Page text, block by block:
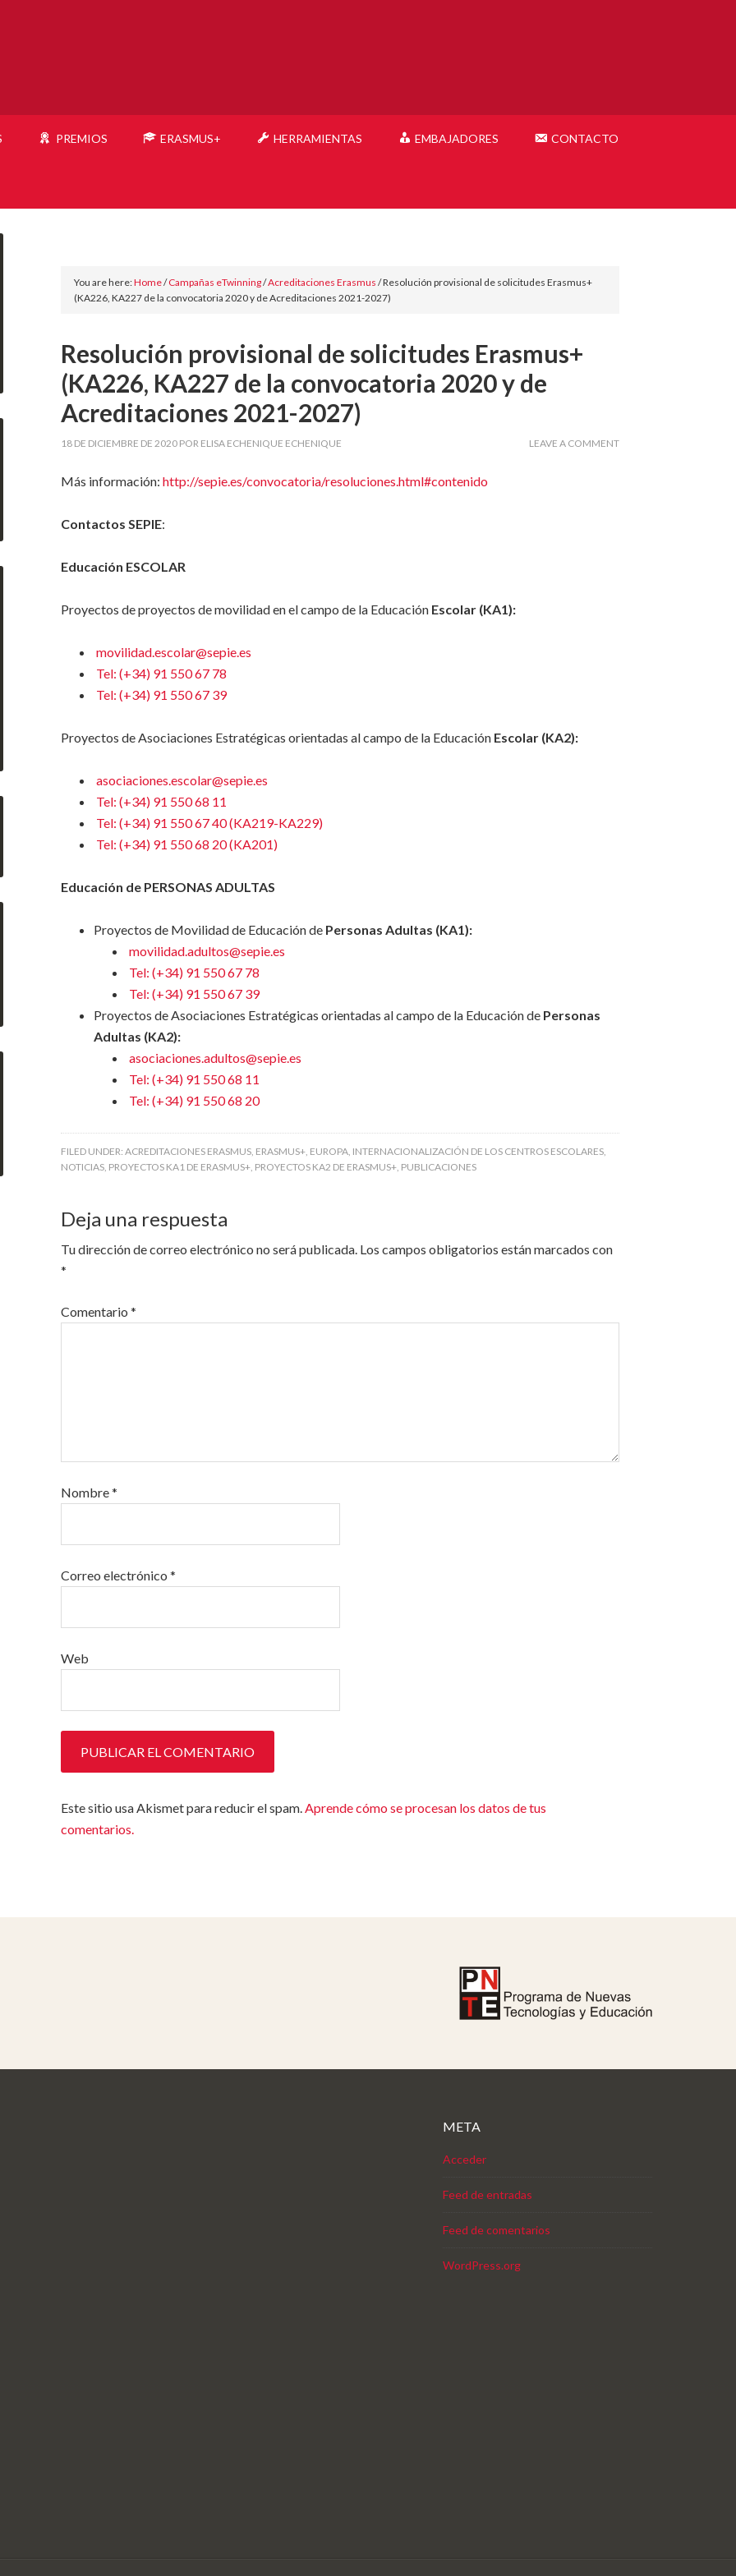
PREMIOS ERASMUS+ HERRAMIENTAS EMBAJADORES CONTACTO
You are here:Home/ Campañas eTwinning/Acreditaciones Erasmus /Resolución provisional de solicitudes Erasmus+
(KA226, KA227 de la convocatoria 2020 y de Acreditaciones 2021-2027)
Resolución provisional de solicitudes Erasmus+
(KA226, KA227 de la convocatoria 2020 y de
Acreditaciones 2021-2027)
18 DE DICIEMBRE DE 2020 POR ELISA ECHENIQUE ECHENIQUE LEAVE A COMMENT
Más información: http://sepie.es/convocatoria/resoluciones.html#contenido
Contactos SEPIE:
Educación ESCOLAR
Proyectos de proyectos de movilidad en el campo de la Educación Escolar (KA1):
movilidad.escolar@sepie.es
Tel: (+34) 91 550 67 78
Tel: (+34) 91 550 67 39
Proyectos de Asociaciones Estratégicas orientadas al campo de la Educación Escolar (KA2):
asociaciones.escolar@sepie.es
Tel: (+34) 91 550 68 11
Tel: (+34) 91 550 67 40 (KA219-KA229)
Tel: (+34) 91 550 68 20 (KA201)
Educación de PERSONAS ADULTAS
Proyectos de Movilidad de Educación de Personas Adultas (KA1):
movilidad.adultos@sepie.es
Tel: (+34) 91 550 67 78
Tel: (+34) 91 550 67 39
Proyectos de Asociaciones Estratégicas orientadas al campo de la Educación de Personas
Adultas (KA2):
asociaciones.adultos@sepie.es
Tel: (+34) 91 550 68 11
Tel: (+34) 91 550 68 20
FILED UNDER: ACREDITACIONES ERASMUS, ERASMUS+, EUROPA, INTERNACIONALIZACIÓN DE LOS CENTROS ESCOLARES,
NOTICIAS, PROYECTOS KA1 DE ERASMUS+, PROYECTOS KA2 DE ERASMUS+, PUBLICACIONES
Deja una respuesta
Tu dirección de correo electrónico no será publicada. Los campos obligatorios están marcados con
*
Comentario *
Nombre*
Correo electrónico *
Web
Este sitio usa Akismet para reducir el spam.Aprende cómo se procesan los datos de tus
comentarios.
META
Acceder
Feed de entradas
Feed de comentarios
WordPress.org